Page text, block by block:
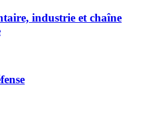
industrie et chaîne